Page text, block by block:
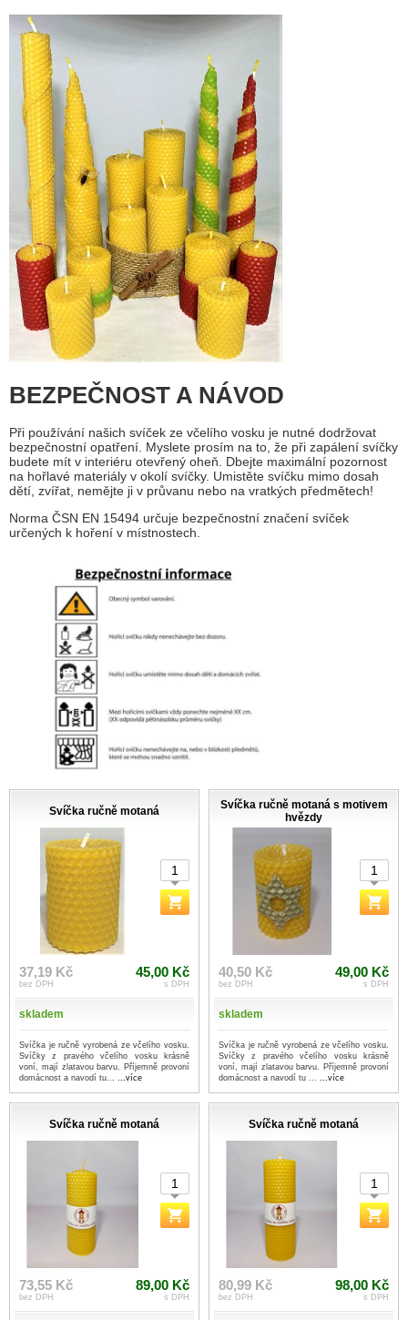
BEZPEČNOST A NÁVOD
Při používání našich svíček ze včelího vosku je nutné dodržovat
bezpečnostní opatření. Myslete prosím na to, že při zapálení svíčky
budete mít v interiéru otevřený oheň. Dbejte maximální pozornost
na hořlavé materiály v okolí svíčky. Umistěte svíčku mimo dosah
dětí, zvířat, nemějte ji v průvanu nebo na vratkých předmětech!
Norma ČSN EN 15494 určuje bezpečnostní značení svíček
určených k hoření v místnostech.
Svíčka ručně motaná
37,19 Kč
bez DPH
45,00 Kč
s DPH
skladem
Svíčka je ručně vyrobená ze včelího vosku.
Svíčky z pravého včelího vosku krásně
voní, mají zlatavou barvu. Příjemně provoní
domácnost a navodí tu... ...více
Svíčka ručně motaná s motivem
hvězdy
40,50 Kč
bez DPH
49,00 Kč
s DPH
skladem
Svíčka je ručně vyrobená ze včelího vosku.
Svíčky z pravého včelího vosku krásně
voní, mají zlatavou barvu. Příjemně provoní
domácnost a navodí tu ... ...více
Svíčka ručně motaná
73,55 Kč
bez DPH
89,00 Kč
s DPH
Svíčka ručně motaná
80,99 Kč
bez DPH
98,00 Kč
s DPH